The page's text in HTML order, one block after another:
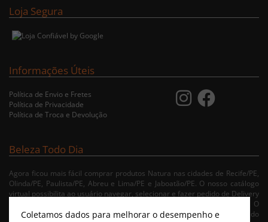
Loja Segura
Informações Úteis
Política de Envio e Fretes
Política de Privacidade
Política de Troca e Devolução
Beleza Todo Dia
Agora ficou mais fácil comprar produtos Natura nas cidades de Recife/PE,
Olinda/PE, Paulista/PE, Abreu e Lima/PE e Jaboatão/PE. O nosso catálogo
virtual possibilita ao usuário navegar, selecionar e fazer pedido de Delivery
no conforto da sua residência. Consulte nossa condições de entrega. O
pagamento é realizado apenas no ato da entrega conforme escolha do
Coletamos dados para melhorar o desempenho e